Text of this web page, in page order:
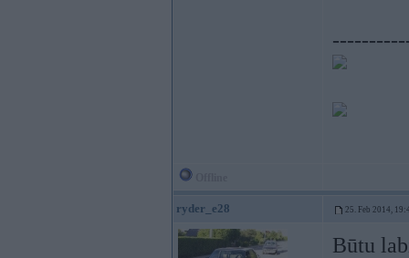
ryder_e28 25. Feb 2014,
Būtu